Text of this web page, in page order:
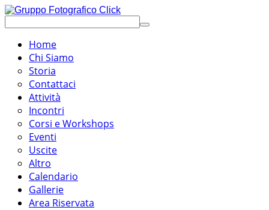
Home
Chi Siamo
Storia
Contattaci
Attività
Incontri
Corsi e Workshops
Eventi
Uscite
Altro
Calendario
Gallerie
Area Riservata